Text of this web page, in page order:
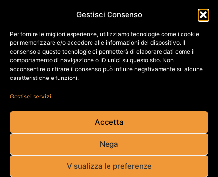
Gestisci Consenso
Per fornire le migliori esperienze, utilizziamo tecnologie come i cookie
per memorizzare e/o accedere alle informazioni del dispositivo. Il
consenso a queste tecnologie ci permetterà di elaborare dati come il
comportamento di navigazione o ID unici su questo sito. Non
acconsentire o ritirare il consenso può influire negativamente su alcune
caratteristiche e funzioni.
Gestisci servizi
Accetta
Nega
Visualizza le preferenze